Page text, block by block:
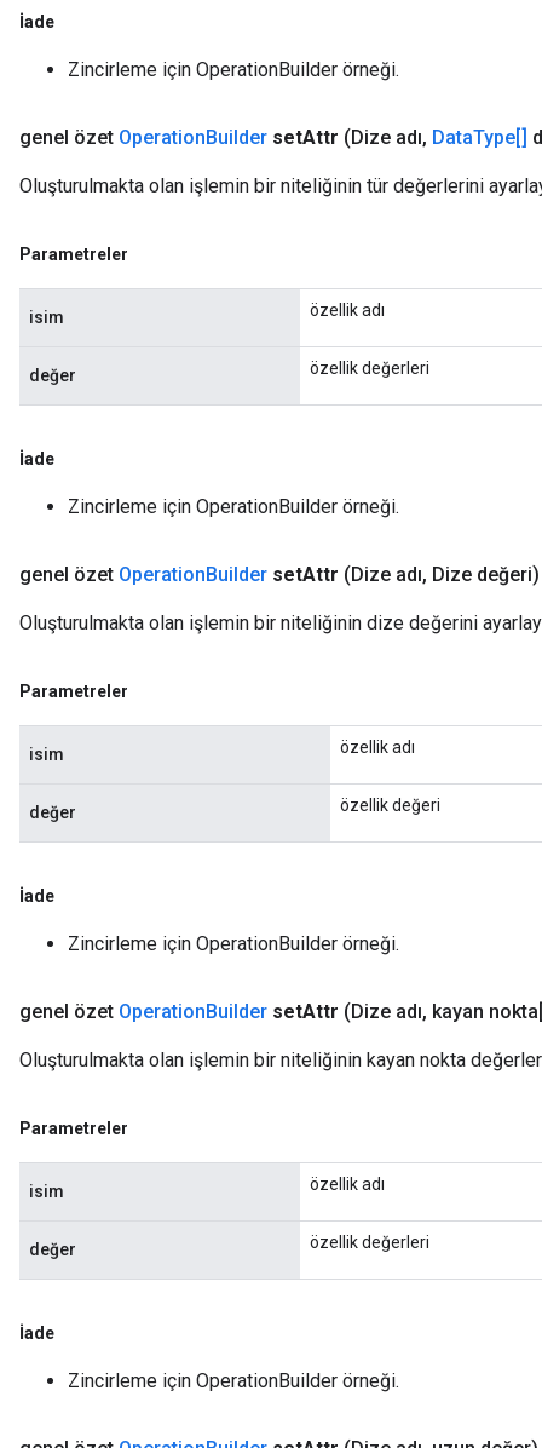
İade
Zincirleme için OperationBuilder örneği.
genel özet OperationBuilder setAttr (Dize adı, DataType[]
Oluşturulmakta olan işlemin bir niteliğinin tür değerlerini
Parametreler
isim özellik adı
değer özellik değerleri
İade
Zincirleme için OperationBuilder örneği.
genel özet OperationBuilder setAttr (Dize adı, Dize değeri)
Oluşturulmakta olan işlemin bir niteliğinin dize değerini
Parametreler
isim özellik adı
değer özellik değeri
İade
Zincirleme için OperationBuilder örneği.
genel özet OperationBuilder setAttr (Dize adı, kayan
Oluşturulmakta olan işlemin bir niteliğinin kayan nokta
Parametreler
isim özellik adı
değer özellik değerleri
İade
Zincirleme için OperationBuilder örneği.